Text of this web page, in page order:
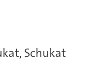
Schukat